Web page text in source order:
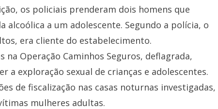
os policiais prenderam dois homens que
alcoólica a um adolescente. Segundo a polícia, o
era cliente do estabelecimento.
na Operação Caminhos Seguros, deflagrada,
a exploração sexual de crianças e adolescentes.
de fiscalização nas casas noturnas investigadas,
mulheres adultas.